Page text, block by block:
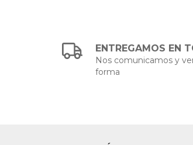
ENTREGAMOS EN
Nos comunicamos y
forma